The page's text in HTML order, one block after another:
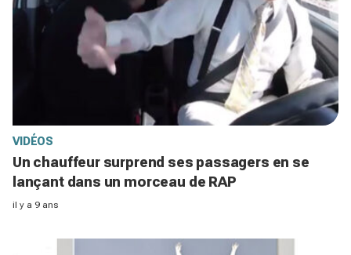
VIDÉOS
Un chauffeur surprend ses passagers en se
lançant dans un morceau de RAP
il y a 9 ans